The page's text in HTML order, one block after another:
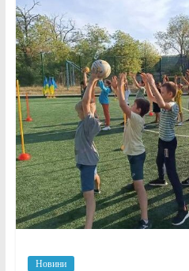
Новини